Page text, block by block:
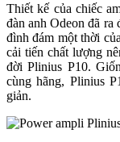
Thiết kế của chiếc
đàn anh Odeon đã
đình đám một thời
cải tiến chất lượng
đời Plinius P10.
cùng hãng, Plinius
giản.